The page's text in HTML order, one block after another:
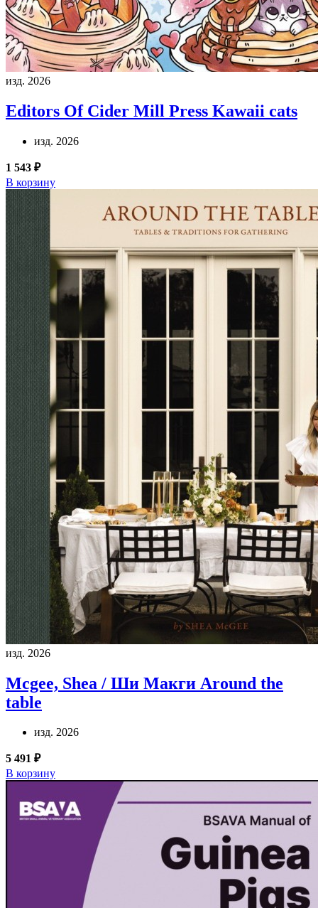
изд. 2026
Editors Of Cider Mill Press Kawaii cats
изд. 2026
1 543 ₽
В корзину
изд. 2026
Mcgee, Shea / Ши Макги Around the
table
изд. 2026
5 491 ₽
В корзину